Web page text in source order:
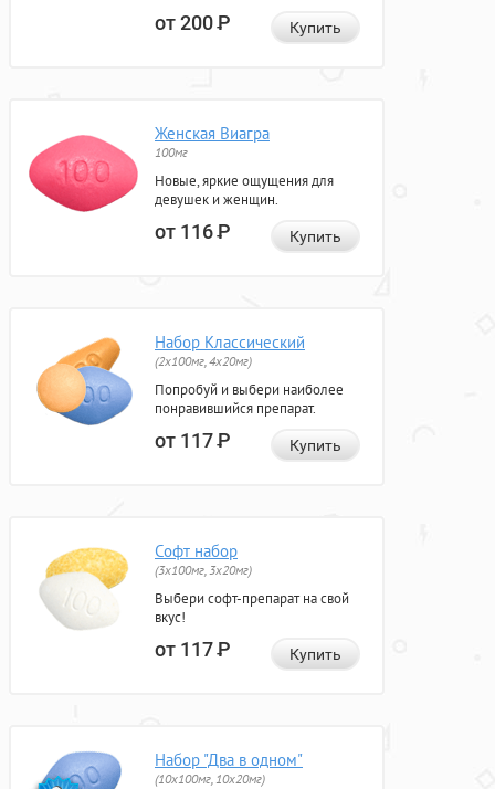
от 200Р Купить
Женская Виагра
100мг
Новые, яркие ощущения для
девушек и женщин.
от 116Р Купить
Набор Классический
(2x100мг, 4x20мг)
Попробуй и выбери наиболее
понравившийся препарат.
от 117Р Купить
Софт набор
(3x100мг, 3x20мг)
Выбери софт-препарат на свой
вкус!
от 117Р Купить
Набор "Два в одном"
(10x100мг, 10x20мг)